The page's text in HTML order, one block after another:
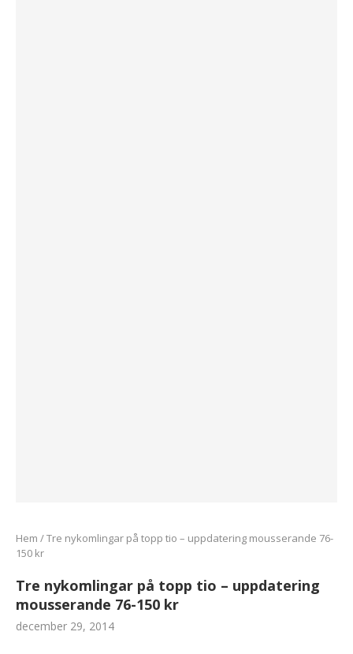
Hem /Tre nykomlingar på topp tio – uppdatering mousserande 76-
150 kr
Tre nykomlingar på topp tio – uppdatering
mousserande 76-150 kr
december 29, 2014